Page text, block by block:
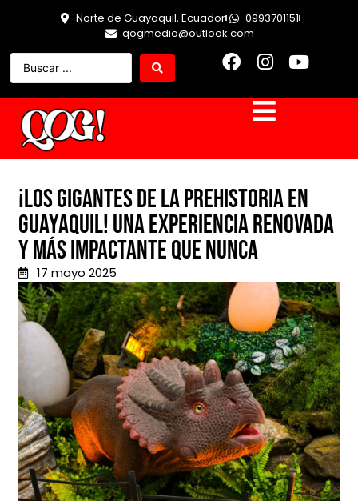
Norte de Guayaquil, Ecuador
0993701151
qogmedio@outlook.com
¡Los Gigantes de la Prehistoria en
Guayaquil! Una experiencia renovada
y más impactante que nunca
17 mayo 2025